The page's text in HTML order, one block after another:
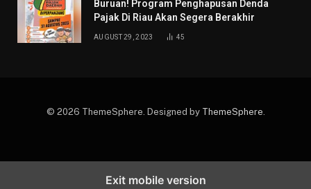
Buruan! Program Penghapusan Denda
Pajak Di Riau Akan Segera Berakhir
AUGUST 29, 2023 45
© 2026 ThemeSphere. Designed by ThemeSphere.
Exit mobile version